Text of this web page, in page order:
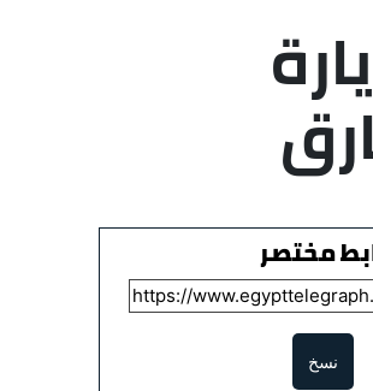
مختصر
نسخ